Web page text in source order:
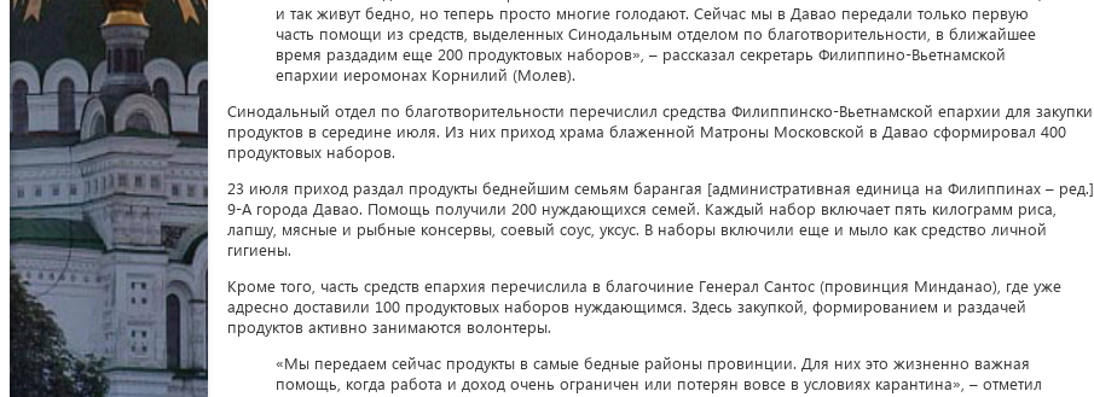
и так живут бедно, но теперь просто многие голодают. Сейчас мы в Давао передали только первую
часть помощи из средств, выделенных Синодальным отделом по благотворительности, в ближайшее
время раздадим еще 200 продуктовых наборов», – рассказал секретарь Филиппино-Вьетнамской
епархии иеромонах Корнилий (Молев).
Синодальный отдел по благотворительности перечислил средства Филиппинско-Вьетнамской епархии для закупки
продуктов в середине июля. Из них приход храма блаженной Матроны Московской в Давао сформировал 400
продуктовых наборов.
23 июля приход раздал продукты беднейшим семьям барангая [административная единица на Филиппинах – ред.]
9-А города Давао. Помощь получили 200 нуждающихся семей. Каждый набор включает пять килограмм риса,
лапшу, мясные и рыбные консервы, соевый соус, уксус. В наборы включили еще и мыло как средство личной
гигиены.
Кроме того, часть средств епархия перечислила в благочиние Генерал Сантос (провинция Минданао), где уже
адресно доставили 100 продуктовых наборов нуждающимся. Здесь закупкой, формированием и раздачей
продуктов активно занимаются волонтеры.
«Мы передаем сейчас продукты в самые бедные районы провинции. Для них это жизненно важная
помощь, когда работа и доход очень ограничен или потерян вовсе в условиях карантина», – отметил